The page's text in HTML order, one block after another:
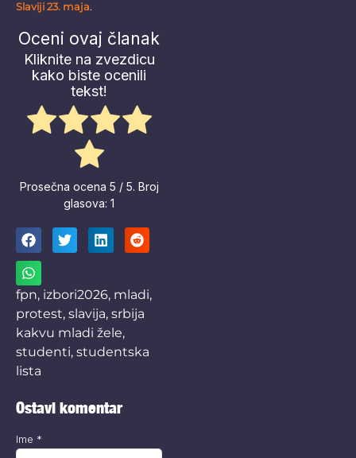
Slaviji 23. maja.
Oceni ovaj članak
Kliknite na zvezdicu
kako biste ocenili
tekst!
Prosečna ocena 5 / 5. Broj
glasova: 1
fpn, izbori2026, mladi,
protest, slavija, srbija
kakvu mladi žele,
studenti, studentska
lista
Ostavi komentar
Ime *